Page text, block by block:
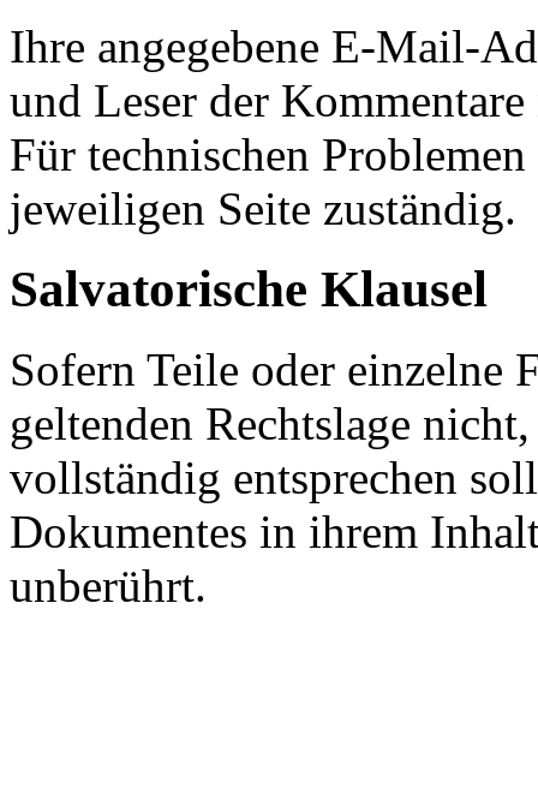
Ihre angegebene E-Mail-
und Leser der
Für technischen
jeweiligen Seite zuständig.
Salvatorische Klausel
Sofern Teile oder einzelne
geltenden Rechtslage
vollständig entsprechen
Dokumentes in ihrem
unberührt.